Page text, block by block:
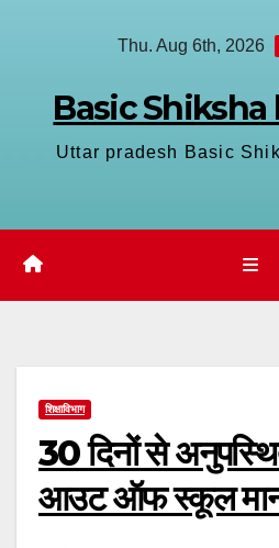
Thu. Aug 6th, 2026
Basic Shiksha
Uttar pradesh Basic
शिक्षाविभाग
30 दिनों से
आउट ऑफ स्कूल